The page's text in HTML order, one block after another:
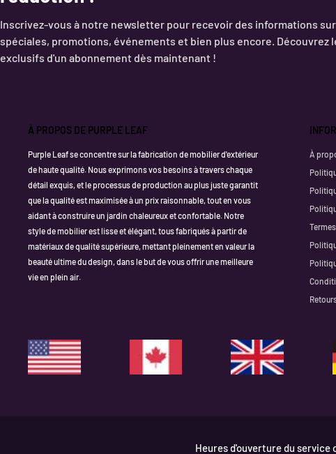
Inscrivez-vous à notre newsletter pour recevoir des informations
spéciales, promotions, événements et bien plus encore. Découvrez
exclusifs d'un abonnement dès maintenant !
À PROPOS DE PURPLE LEAF
Purple Leaf se concentre sur la fabrication de mobilier d'extérieur
de haute qualité. Nous exprimons vos besoins à travers chaque
détail exquis, et le processus de production au plus juste garantit
que la qualité est maximisée à un prix raisonnable, tout en vous
aidant à construire un jardin chaleureux et confortable. Notre
style de mobilier est lisse et élégant, tous fabriqués à partir de
matériaux de qualité supérieure, mettant pleinement en valeur la
beauté ultime du design, dans le but de vous offrir une meilleure
vie en plein air.
À
Heures d'ouverture du service